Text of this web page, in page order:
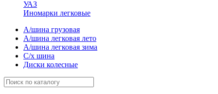
УАЗ
Иномарки легковые
А/шина грузовая
А/шина легковая лето
А/шина легковая зима
С/х шина
Диски колесные